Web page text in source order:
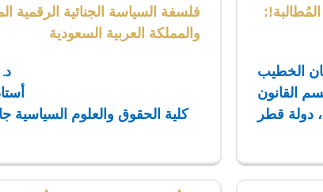
الخطيب
القانون
دولة قطر
فلسفة السياسة الجنائية
والمملكة العربية السعودية
كلية الحقوق والعلوم السياسية